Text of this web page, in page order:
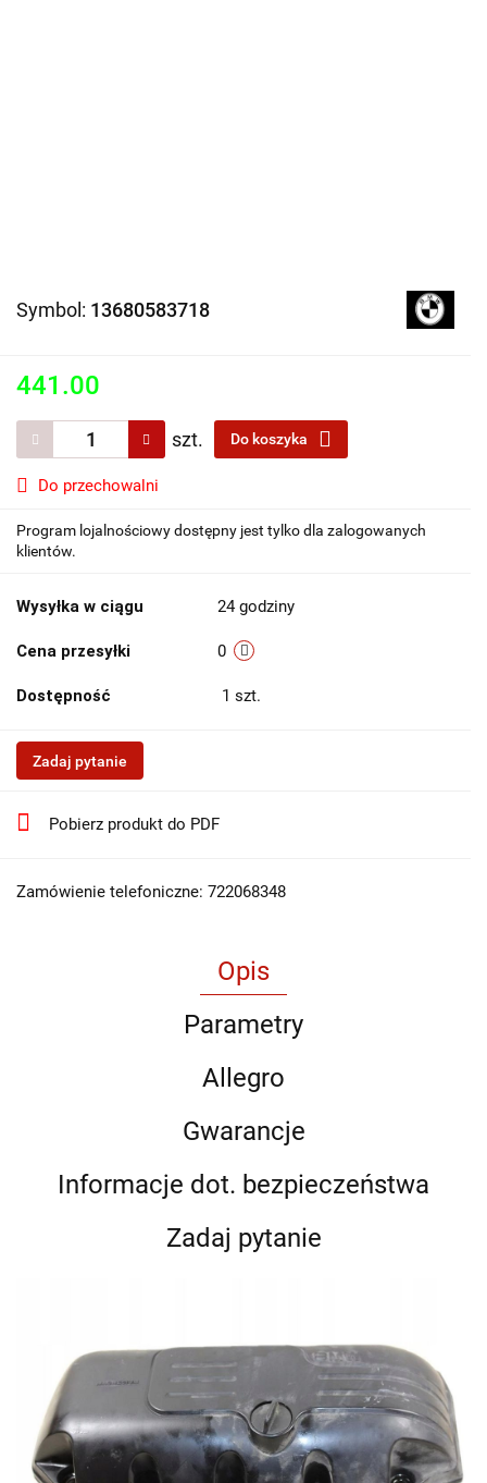
Symbol: 13680583718
441.00
szt. Do koszyka
Do przechowalni
Program lojalnościowy dostępny jest tylko dla zalogowanych
klientów.
Wysyłka w ciągu 24 godziny
Cena przesyłki 0
Dostępność 1 szt.
Zadaj pytanie
Pobierz produkt do PDF
Zamówienie telefoniczne: 722068348
Opis
Parametry
Allegro
Gwarancje
Informacje dot. bezpieczeństwa
Zadaj pytanie